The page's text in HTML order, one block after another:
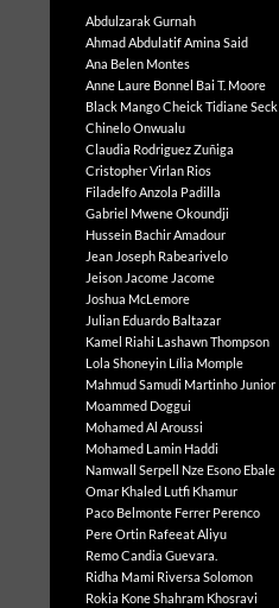
Abdulzarak Gurnah
Ahmad AbdulatifAmina Said
Ana Belen Montes
Anne Laure Bonnel Bai T. Moore
Black MangoCheick Tidiane Seck
Chinelo Onwualu
Claudia Rodriguez Zuñiga
Cristopher Virlan Rios
Filadelfo Anzola Padilla
Gabriel Mwene Okoundji
Hussein Bachir Amadour
Jean Joseph Rabearivelo
Jeison Jacome Jacome
Joshua McLemore
Julian Eduardo Baltazar
Kamel Riahi Lashawn Thompson
Lola Shoneyin Lília Momple
Mahmud Samudi Martinho Junior
Moammed Doggui
Mohamed Al Aroussi
Mohamed Lamin Haddi
Namwall Serpell Nze Esono Ebale
Omar Khaled Lutfi Khamur
Paco Belmonte Ferrer Perenco
Pere Ortin Rafeeat Aliyu
Remo Candia Guevara.
Ridha Mami Riversa Solomon
Rokia KoneShahram Khosravi